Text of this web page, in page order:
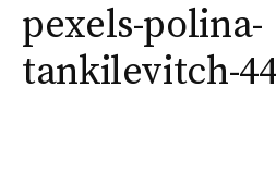
pexels-polina-
tankilevitch-